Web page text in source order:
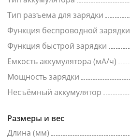
Тип разъема для зарядки
Функция беспроводной зарядки
Функция быстрой зарядки
Емкость аккумулятора (мА/ч)
Мощность зарядки
Несъёмный аккумулятор
Размеры и вес
Длина (мм)